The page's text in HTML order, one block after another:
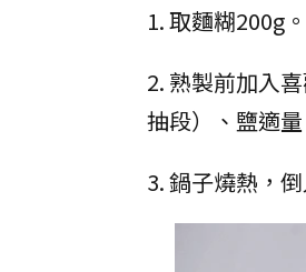
1. 取麵糊200g。
2. 熟製前加入
抽段）、鹽適
3. 鍋子燒熱，